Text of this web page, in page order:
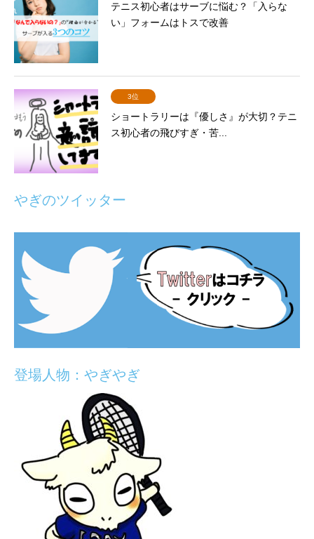
テニス初心者はサーブに悩む？「入らな
い」フォームはトスで改善
3位
ショートラリーは『優しさ』が大切？テニ
ス初心者の飛びすぎ・苦...
やぎのツイッター
登場人物：やぎやぎ